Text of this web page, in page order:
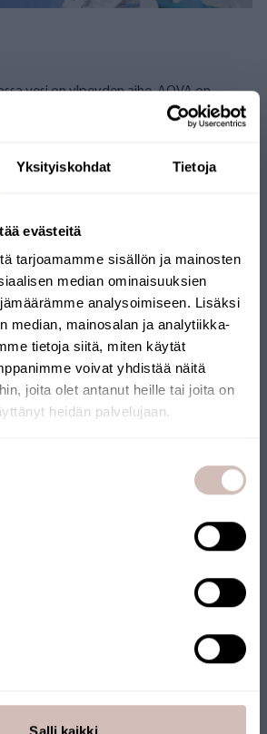
Yksityiskohdat Tietoja
evästeitä
tarjoamamme sisällön ja mainosten
median ominaisuuksien
analysoimiseen. Lisäksi
median, mainosalan ja analytiikka-
tietoja siitä, miten käytät
voivat yhdistää näitä
joita olet antanut heille tai joita on
heidän palvelujaan.
Salli kaikki
vesi on ylpeyden aihe. AQVA on
jo lähes 15 vuoden ajan. Nyt
jotka tekevät sen mitä
tuotteiden laatu varmistetaan.